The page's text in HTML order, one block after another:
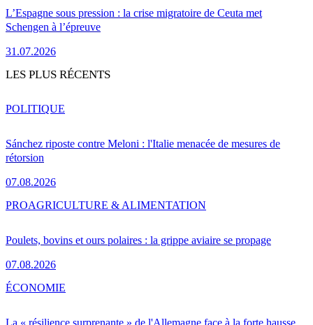
L’Espagne sous pression : la crise migratoire de Ceuta met
Schengen à l’épreuve
31.07.2026
LES PLUS RÉCENTS
Sánchez riposte contre Meloni : l'Italie menacée de mesures de
rétorsion
07.08.2026
POLITIQUE
Poulets, bovins et ours polaires : la grippe aviaire se propage
07.08.2026
PROAGRICULTURE & ALIMENTATION
La « résilience surprenante » de l'Allemagne face à la forte hausse
ÉCONOMIE